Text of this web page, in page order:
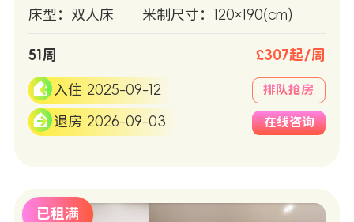
床型：双人床 米制尺寸：120×190(cm)
51周 £307起/周
入住 2025-09-12
退房 2026-09-03
排队抢房
在线咨询
已租满